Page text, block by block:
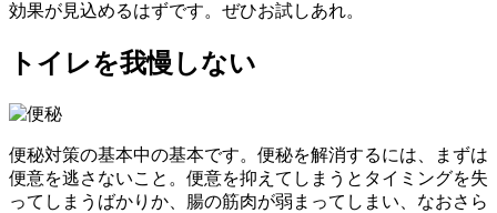
効果が見込めるはずです。ぜひお試しあれ。
トイレを我慢しない
便秘対策の基本中の基本です。便秘を解消するには、まずは
便意を逃さないこと。便意を抑えてしまうとタイミングを失
ってしまうばかりか、腸の筋肉が弱まってしまい、なおさら